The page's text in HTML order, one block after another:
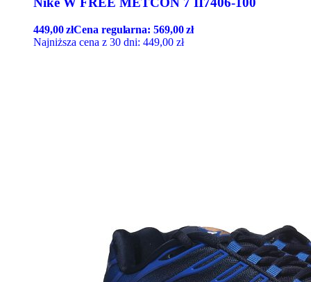
449,00złCena regularna:569,00zł
Najniższa cena z 30 dni: 449,00 zł